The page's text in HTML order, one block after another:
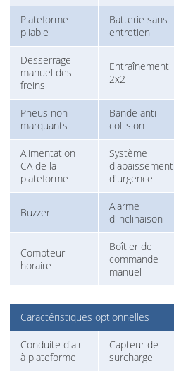
Plateforme
pliable
Batterie sans
entretien
Desserrage
manuel des
freins
Entraînement
2x2
Pneus non
marquants
Bande anti-
collision
Alimentation
CA de la
plateforme
Système
d'abaissement
d'urgence
Buzzer
Alarme
d'inclinaison
Compteur
horaire
Boîtier de
commande
manuel
Caractéristiques optionnelles
Conduite d'air
à plateforme
Capteur de
surcharge